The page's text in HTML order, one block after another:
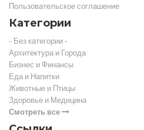
Пользовательское соглашение
Категории
- Без категории -
Архитектура и Города
Бизнес и Финансы
Еда и Напитки
Животные и Птицы
Здоровье и Медицина
Смотреть все